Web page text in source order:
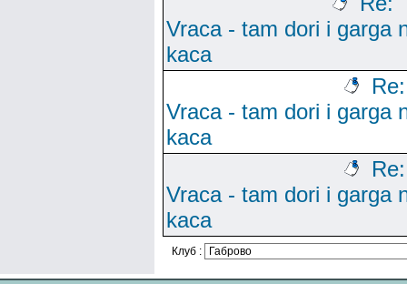
Vraca - tam dori i garga
kaca
Re:
Vraca - tam dori i garga
kaca
Re:
Vraca - tam dori i garga
kaca
Клуб :